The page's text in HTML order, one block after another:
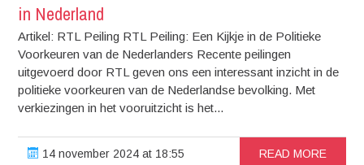
in Nederland
Artikel: RTL Peiling RTL Peiling: Een Kijkje in de Politieke
Voorkeuren van de Nederlanders Recente peilingen
uitgevoerd door RTL geven ons een interessant inzicht in de
politieke voorkeuren van de Nederlandse bevolking. Met
verkiezingen in het vooruitzicht is het...
14 november 2024 at 18:55 READ MORE